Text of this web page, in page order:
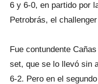
6 y 6-0, en partido por
Petrobrás, el
Fue contundente
set, que se lo llevó sin
6-2. Pero en el